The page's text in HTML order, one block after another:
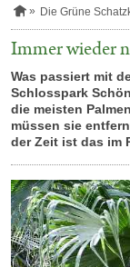
S
a
r
s
e
i
t
e
Die Grüne
Immer wieder
Was passiert mit
Schlosspark
die meisten
müssen sie
der Zeit ist das im